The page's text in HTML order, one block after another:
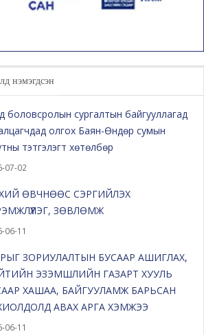
нэмэгдсэн
боловсролын сургалтын байгууллагад
олгох Баян-Өндөр сумын
тэтгэлэгт хөтөлбөр
07-02
ӨВЧНӨӨС СЭРГИЙЛЭХ
ЗӨВЛӨМЖ
06-11
ЗОРИУЛАЛТЫН БУСААР АШИГЛАХ,
ЭЗЭМШЛИЙН ГАЗАРТ ХУУЛЬ
ХАШАА, БАЙГУУЛАМЖ БАРЬСАН
АВАХ АРГА ХЭМЖЭЭ
06-11